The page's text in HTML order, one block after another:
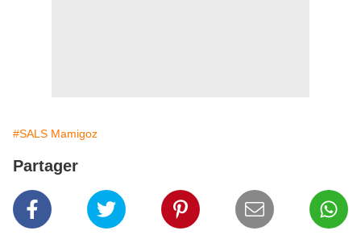
#SALS Mamigoz
Partager